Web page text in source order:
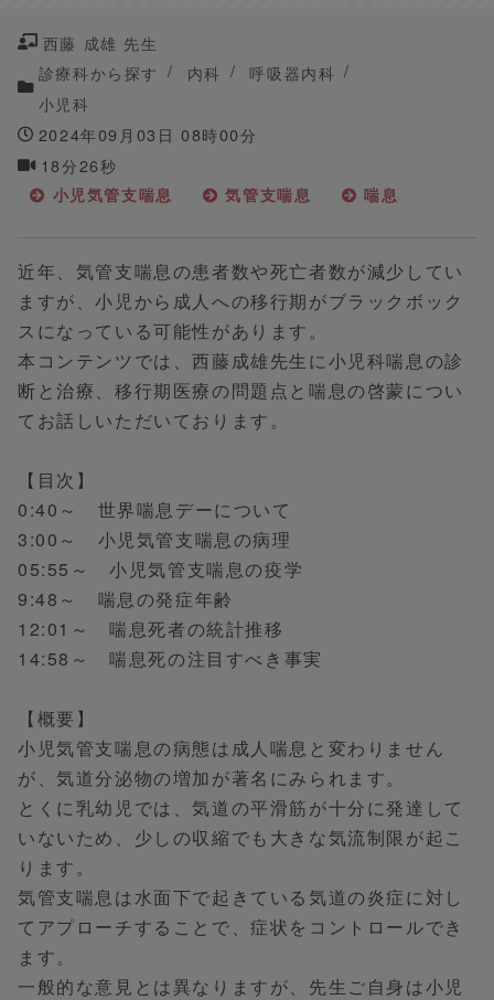
西藤 成雄 先生
診療科から探す
内科
呼吸器内科
小児科
2024年09月03日 08時00分
18分26秒
小児気管支喘息 気管支喘息 喘息
近年、気管支喘息の患者数や死亡者数が減少してい
ますが、小児から成人への移行期がブラックボック
スになっている可能性があります。
本コンテンツでは、西藤成雄先生に小児科喘息の診
断と治療、移行期医療の問題点と喘息の啓蒙につい
てお話しいただいております。
【目次】
0:40～ 世界喘息デーについて
3:00～ 小児気管支喘息の病理
05:55～ 小児気管支喘息の疫学
9:48～ 喘息の発症年齢
12:01～ 喘息死者の統計推移
14:58～ 喘息死の注目すべき事実
【概要】
小児気管支喘息の病態は成人喘息と変わりません
が、気道分泌物の増加が著名にみられます。
とくに乳幼児では、気道の平滑筋が十分に発達して
いないため、少しの収縮でも大きな気流制限が起こ
ります。
気管支喘息は水面下で起きている気道の炎症に対し
てアプローチすることで、症状をコントロールでき
ます。
一般的な意見とは異なりますが、先生ご自身は小児